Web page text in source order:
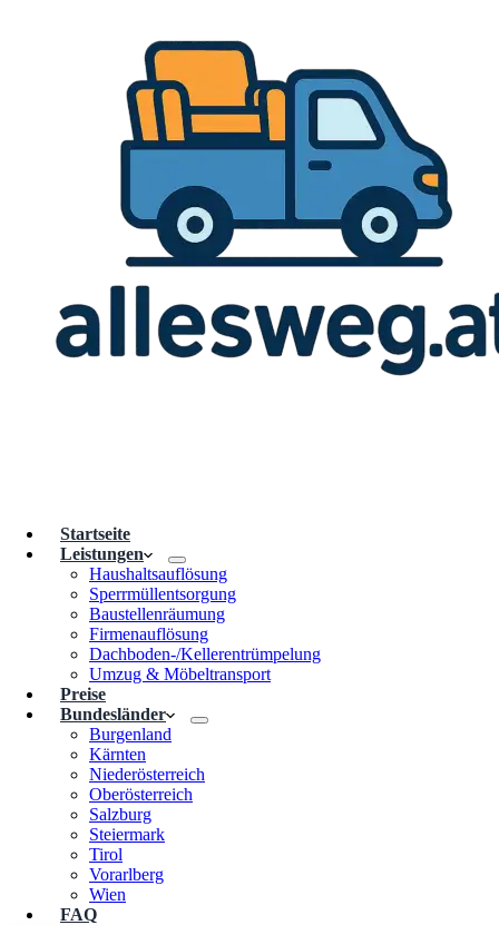
Startseite
Leistungen
Haushaltsauflösung
Sperrmüllentsorgung
Baustellenräumung
Firmenauflösung
Dachboden-/Kellerentrümpelung
Umzug & Möbeltransport
Preise
Bundesländer
Burgenland
Kärnten
Niederösterreich
Oberösterreich
Salzburg
Steiermark
Tirol
Vorarlberg
Wien
FAQ